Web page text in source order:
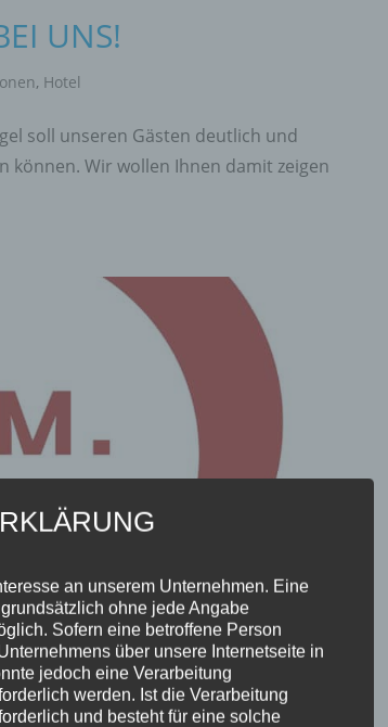
UNS!
, Hotel
soll unseren Gästen deutlich und
können. Wir wollen Ihnen damit zeigen
an unserem Unternehmen. Eine
ohne jede Angabe
Sofern eine betroffene Person
über unsere Internetseite in
jedoch eine Verarbeitung
werden. Ist die Verarbeitung
und besteht für eine solche